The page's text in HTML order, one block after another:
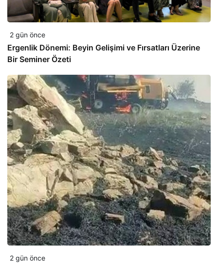
2 gün önce
Ergenlik Dönemi: Beyin Gelişimi ve Fırsatları Üzerine
Bir Seminer Özeti
2 gün önce